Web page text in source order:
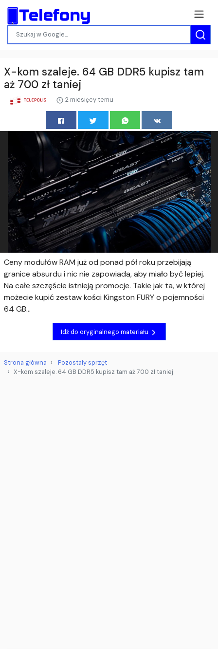
X-kom szaleje. 64 GB DDR5 kupisz tam
aż 700 zł taniej
2 miesięcy temu
Ceny modułów RAM już od ponad pół roku przebijają
granice absurdu i nic nie zapowiada, aby miało być lepiej.
Na całe szczęście istnieją promocje. Takie jak ta, w której
możecie kupić zestaw kości Kingston FURY o pojemności
64 GB...
Idź do oryginalnego materiału
Strona główna
Pozostały sprzęt
X-kom szaleje. 64 GB DDR5 kupisz tam aż 700 zł taniej